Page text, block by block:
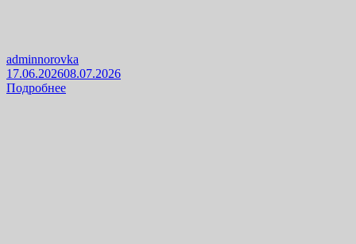
adminnorovka
17.06.202608.07.2026
Подробнее